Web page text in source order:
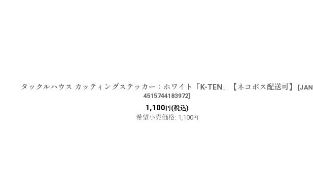
タックルハウス カッティングステッカー：ホワイト「K-TEN」【ネコポス配送可】 [JAN
4515744183972]
1,100円(税込)
希望小売価格: 1,100円